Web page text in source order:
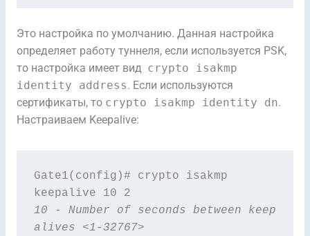
Это настройка по умолчанию. Данная настройка
определяет работу туннеля, если используется PSK,
то настройка имеет вид crypto isakmp
identity address. Если используются
сертификаты, то crypto isakmp identity dn.
Настраиваем Keepalive:
Gate1(config)# crypto isakmp
10 - Number of seconds between keep
alives <1-32767>